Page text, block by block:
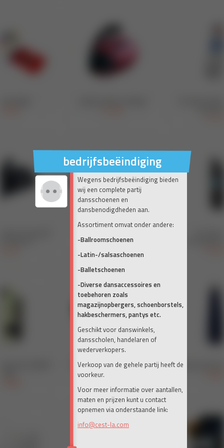
bedrijfsbeëindiging
Wegens bedrijfsbeëindiging bieden
wij een complete partij
dansschoenen en
dansbenodigdheden aan.
Assortiment omvat onder andere:
-Ballroomschoenen
-Latin-/salsaschoenen
-Balletschoenen
-Diverse dansaccessoires en
toebehoren zoals
magazijnopbergers, schoenborstels,
hakbeschermers, pantys etc.
Geschikt voor danswinkels,
dansscholen, handelaren of
wederverkopers.
Verkoop van de gehele partij heeft de
voorkeur.
Voor meer informatie over aantallen,
maten en prijzen kunt u contact
opnemen via onderstaande link:
info@cest-la.com